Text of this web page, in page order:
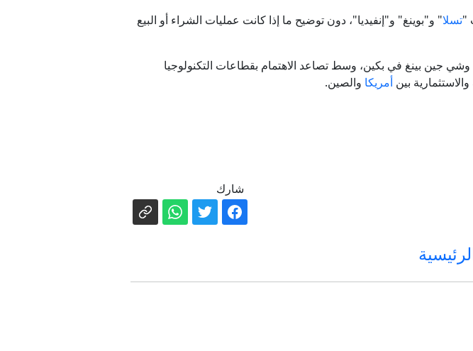
مفاجئة على برلين!
والضفة.. ترامب يتحدث عن نهاية وشيكة للحرب مع إيران
"تسلا" و"بوينغ" و"إنفيديا"، دون توضيح ما إذا كانت عمليات الشراء أو البيع
جين بينغ في بكين، وسط تصاعد الاهتمام بقطاعات التكنولوجيا
بين أمريكا والصين.
شارك